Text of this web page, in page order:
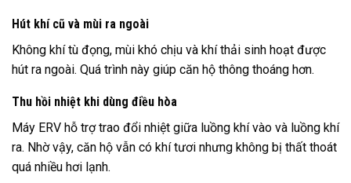
Hút khí cũ và mùi ra ngoài
Không khí tù đọng, mùi khó chịu và khí thải sinh hoạt được
hút ra ngoài. Quá trình này giúp căn hộ thông thoáng hơn.
Thu hồi nhiệt khi dùng điều hòa
Máy ERV hỗ trợ trao đổi nhiệt giữa luồng khí vào và luồng khí
ra. Nhờ vậy, căn hộ vẫn có khí tươi nhưng không bị thất thoát
quá nhiều hơi lạnh.